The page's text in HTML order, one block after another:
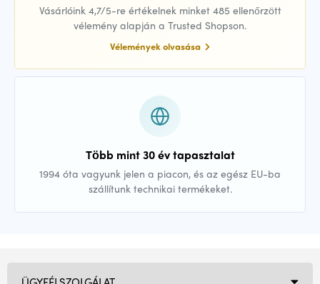
Vásárlóink 4,7/5-re értékelnek minket 485 ellenőrzött
vélemény alapján a Trusted Shopson.
Vélemények olvasása
Több mint 30 év tapasztalat
1994 óta vagyunk jelen a piacon, és az egész EU-ba
szállítunk technikai termékeket.